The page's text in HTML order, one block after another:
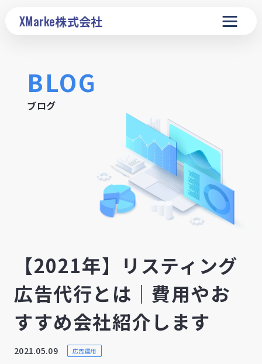
XMarke株式会社
BLOG
ブログ
【2021年】リスティング
広告代行とは｜費用やお
すすめ会社紹介します
2021.05.09 広告運用